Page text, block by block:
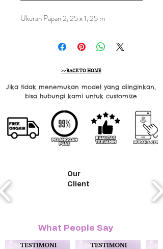
Ukuran Papan 2, 25 x 1, 25 m
>>BACK TO HOME
Jika tidak menemukan model yang diinginkan,
bisa hubungi kami untuk customize
Our
Client
What People Say